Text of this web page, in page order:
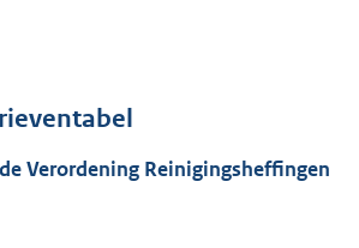
Verordening Reinigingsheffingen